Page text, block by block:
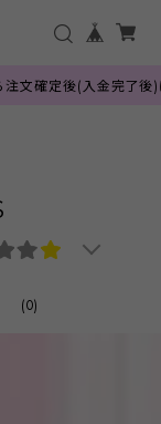
確定後(入金完了後)
(0)